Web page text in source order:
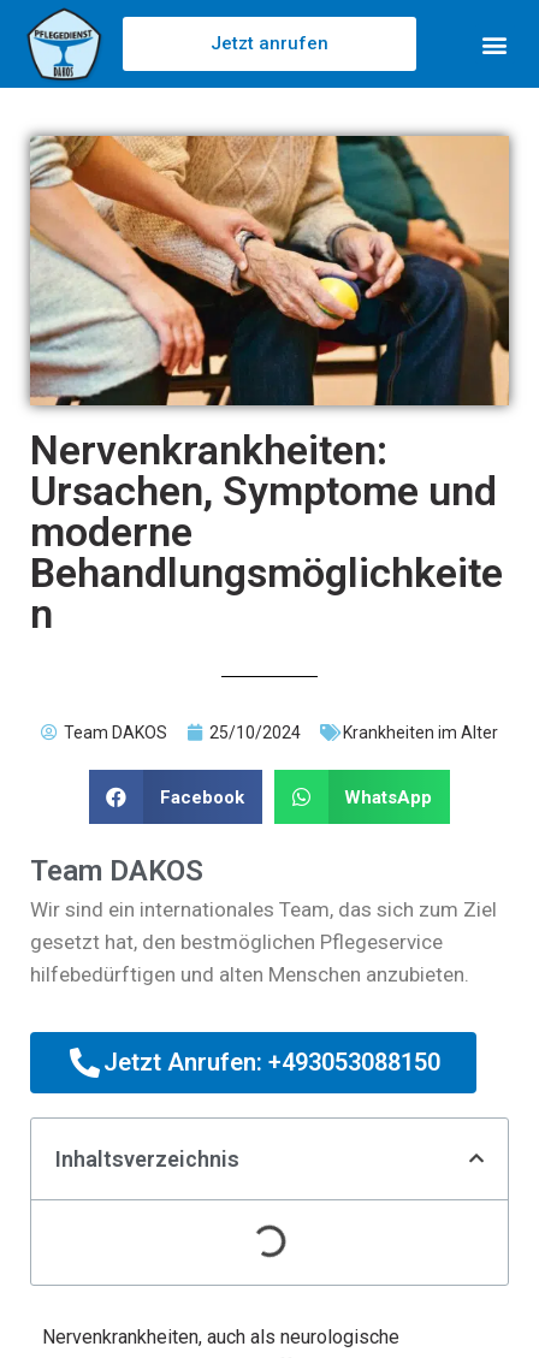
Jetzt anrufen
Nervenkrankheiten:
Ursachen, Symptome und
moderne
Behandlungsmöglichkeite
n
Team DAKOS 25/10/2024 Krankheiten im Alter
Facebook WhatsApp
Team DAKOS
Wir sind ein internationales Team, das sich zum Ziel
gesetzt hat, den bestmöglichen Pflegeservice
hilfebedürftigen und alten Menschen anzubieten.
Jetzt Anrufen: +493053088150
Inhaltsverzeichnis
Nervenkrankheiten, auch als neurologische